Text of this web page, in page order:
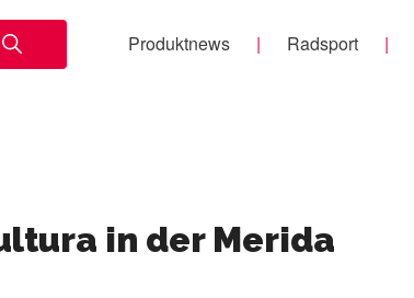
Produktnews Radsport
in der Merida